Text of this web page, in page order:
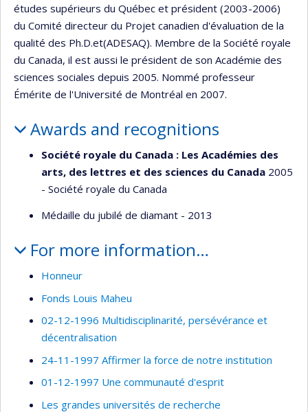
études supérieurs du Québec et président (2003-2006)
du Comité directeur du Projet canadien d'évaluation de la
qualité des Ph.D.et(ADESAQ). Membre de la Société royale
du Canada, il est aussi le président de son Académie des
sciences sociales depuis 2005. Nommé professeur
Émérite de l'Université de Montréal en 2007.
Awards and recognitions
Société royale du Canada : Les Académies des
arts, des lettres et des sciences du Canada 2005
- Société royale du Canada
Médaille du jubilé de diamant - 2013
For more information…
Honneur
Fonds Louis Maheu
02-12-1996 Multidisciplinarité, persévérance et
décentralisation
24-11-1997 Affirmer la force de notre institution
01-12-1997 Une communauté d'esprit
Les grandes universités de recherche